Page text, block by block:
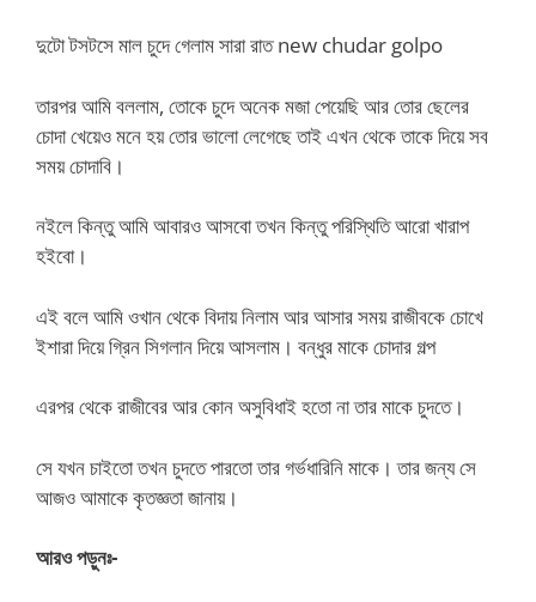
দুটো টসটসে মাল চুদে গেলাম সারা রাত new chudar golpo
তারপর আমি বললাম, তোকে চুদে অনেক মজা পেয়েছি আর তোর ছেলের
চোদা খেয়েও মনে হয় তোর ভালো লেগেছে তাই এখন থেকে তাকে দিয়ে সব
সময় চোদাবি।
নইলে কিন্তু আমি আবারও আসবো তখন কিন্তু পরিস্থিতি আরো খারাপ
হইবো।
এই বলে আমি ওখান থেকে বিদায় নিলাম আর আসার সময় রাজীবকে চোখে
ইশারা দিয়ে গ্রিন সিগলান দিয়ে আসলাম। বন্ধুর মাকে চোদার গল্প
এরপর থেকে রাজীবের আর কোন অসুবিধাই হতো না তার মাকে চুদতে।
সে যখন চাইতো তখন চুদতে পারতো তার গর্ভধারিনি মাকে। তার জন্য সে
আজও আমাকে কৃতজ্ঞতা জানায়।
আরও পড়ুনঃ-